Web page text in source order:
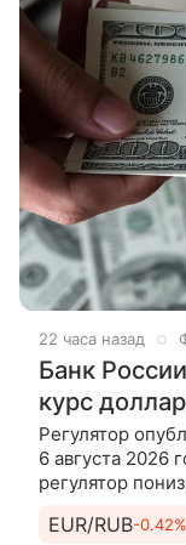
22 часа назад
Банк
курс
Регулятор
6 августа 2026
регулятор
93,1901 рубля.
EUR/RUB-0.42%